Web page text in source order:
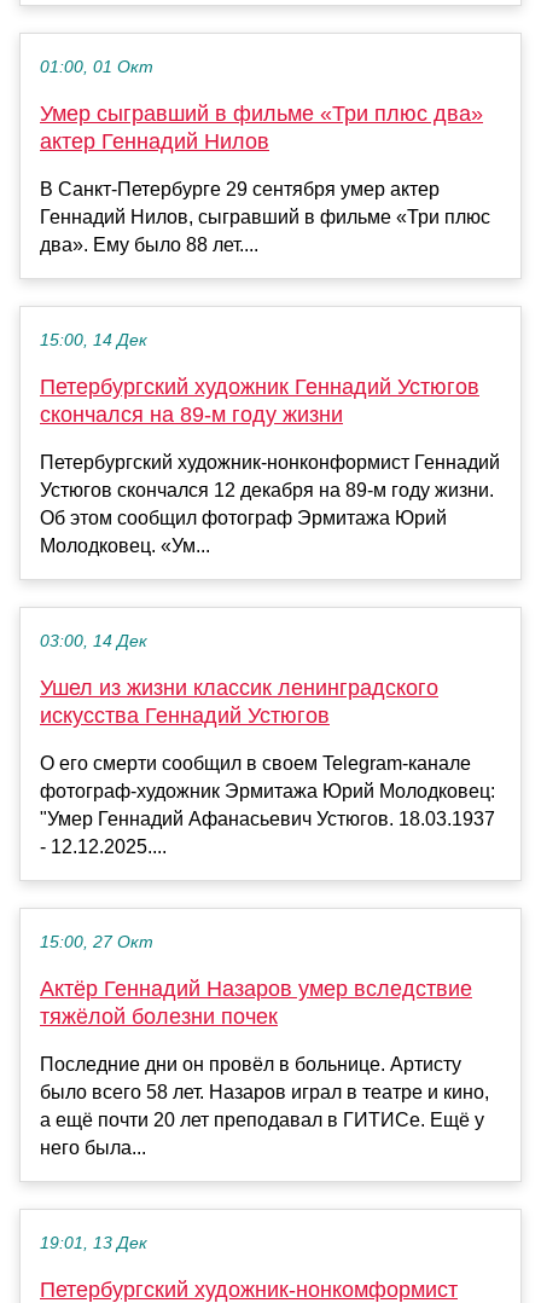
01:00, 01 Окт
Умер сыгравший в фильме «Три плюс два»
актер Геннадий Нилов
В Санкт-Петербурге 29 сентября умер актер
Геннадий Нилов, сыгравший в фильме «Три плюс
два». Ему было 88 лет....
15:00, 14 Дек
Петербургский художник Геннадий Устюгов
скончался на 89-м году жизни
Петербургский художник-нонконформист Геннадий
Устюгов скончался 12 декабря на 89-м году жизни.
Об этом сообщил фотограф Эрмитажа Юрий
Молодковец. «Ум...
03:00, 14 Дек
Ушел из жизни классик ленинградского
искусства Геннадий Устюгов
О его смерти сообщил в своем Telegram-канале
фотограф-художник Эрмитажа Юрий Молодковец:
"Умер Геннадий Афанасьевич Устюгов. 18.03.1937
- 12.12.2025....
15:00, 27 Окт
Актёр Геннадий Назаров умер вследствие
тяжёлой болезни почек
Последние дни он провёл в больнице. Артисту
было всего 58 лет. Назаров играл в театре и кино,
а ещё почти 20 лет преподавал в ГИТИСе. Ещё у
него была...
19:01, 13 Дек
Петербургский художник-нонкомформист